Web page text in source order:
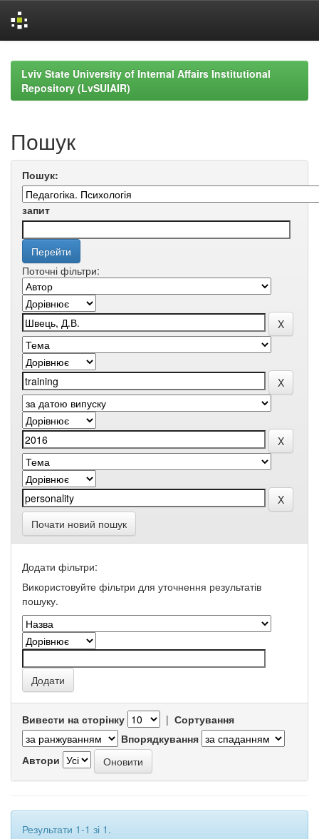
navigationLviv State University of Internal Affairs Institutional
Repository (LvSUIAIR)
Пошук
Пошук:
запит
Поточні фільтри:
Почати новий пошук
Додати фільтри:
Використовуйте фільтри для уточнення результатів
пошуку.
Вивести на сторінку | Сортування
Впорядкування
Автори
Результати 1-1 зі 1.